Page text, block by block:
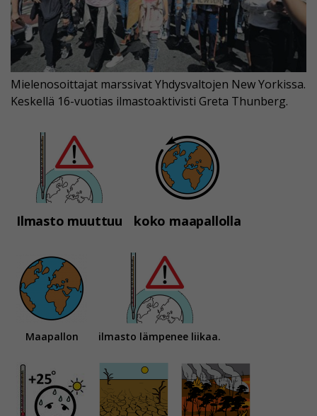
Ilmasto muuttuu koko maapallolla
Mielenosoittajat marssivat Yhdysvaltojen New Yorkissa.
Keskellä 16-vuotias ilmastoaktivisti Greta Thunberg.
Maapallon ilmasto lämpenee liikaa.